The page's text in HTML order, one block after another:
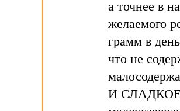
а точнее в
желаемого
грамм в
что не
И